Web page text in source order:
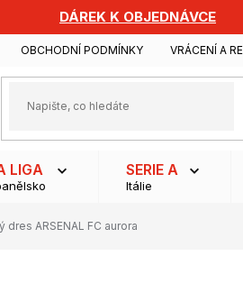
DÁREK K OBJEDNÁVCE
OBCHODNÍ PODMÍNKY VRÁCENÍ A
LIGA SERIE A
Itálie
dres ARSENAL FC aurora